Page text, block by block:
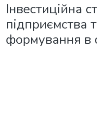
Інвестиційна
підприємства
формування в